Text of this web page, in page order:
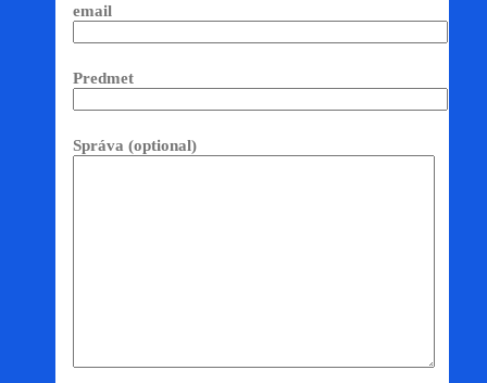
email
Predmet
Správa (optional)